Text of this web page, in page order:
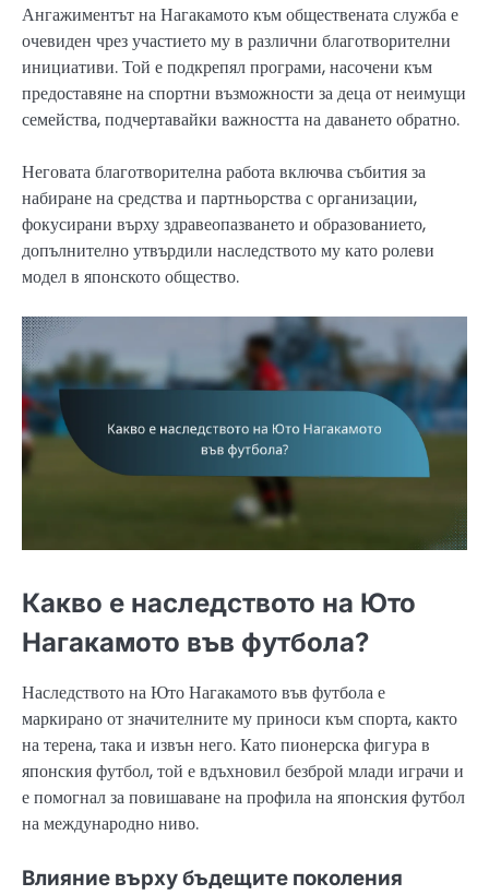
Ангажиментът на Нагакамото към обществената служба е
очевиден чрез участието му в различни благотворителни
инициативи. Той е подкрепял програми, насочени към
предоставяне на спортни възможности за деца от неимущи
семейства, подчертавайки важността на даването обратно.
Неговата благотворителна работа включва събития за
набиране на средства и партньорства с организации,
фокусирани върху здравеопазването и образованието,
допълнително утвърдили наследството му като ролеви
модел в японското общество.
Какво е наследството на Юто
Нагакамото във футбола?
Наследството на Юто Нагакамото във футбола е
маркирано от значителните му приноси към спорта, както
на терена, така и извън него. Като пионерска фигура в
японския футбол, той е вдъхновил безброй млади играчи и
е помогнал за повишаване на профила на японския футбол
на международно ниво.
Влияние върху бъдещите поколения